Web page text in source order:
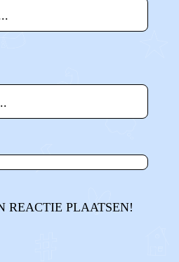
REACTIE PLAATSEN!